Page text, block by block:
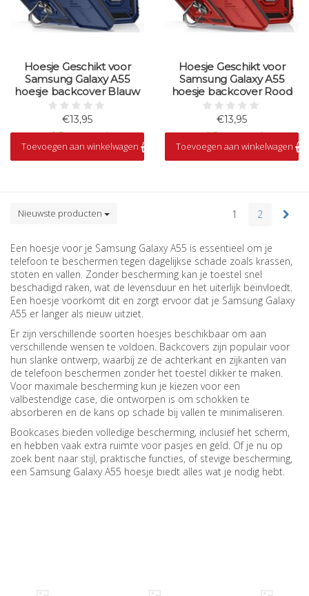
Hoesje Geschikt voor
Samsung Galaxy A55
hoesje backcover Blauw
€13,95
Op voorraad
Toevoegen aan winkelwagen
Hoesje Geschikt voor
Samsung Galaxy A55
hoesje backcover Rood
€13,95
Op voorraad
Toevoegen aan winkelwagen
Nieuwste producten 1 2
Een hoesje voor je Samsung Galaxy A55 is essentieel om je
telefoon te beschermen tegen dagelijkse schade zoals krassen,
stoten en vallen. Zonder bescherming kan je toestel snel
beschadigd raken, wat de levensduur en het uiterlijk beïnvloedt.
Een hoesje voorkomt dit en zorgt ervoor dat je Samsung Galaxy
A55 er langer als nieuw uitziet.
Er zijn verschillende soorten hoesjes beschikbaar om aan
verschillende wensen te voldoen. Backcovers zijn populair voor
hun slanke ontwerp, waarbij ze de achterkant en zijkanten van
de telefoon beschermen zonder het toestel dikker te maken.
Voor maximale bescherming kun je kiezen voor een
valbestendige case, die ontworpen is om schokken te
absorberen en de kans op schade bij vallen te minimaliseren.
Bookcases bieden volledige bescherming, inclusief het scherm,
en hebben vaak extra ruimte voor pasjes en geld. Of je nu op
zoek bent naar stijl, praktische functies, of stevige bescherming,
een Samsung Galaxy A55 hoesje biedt alles wat je nodig hebt.